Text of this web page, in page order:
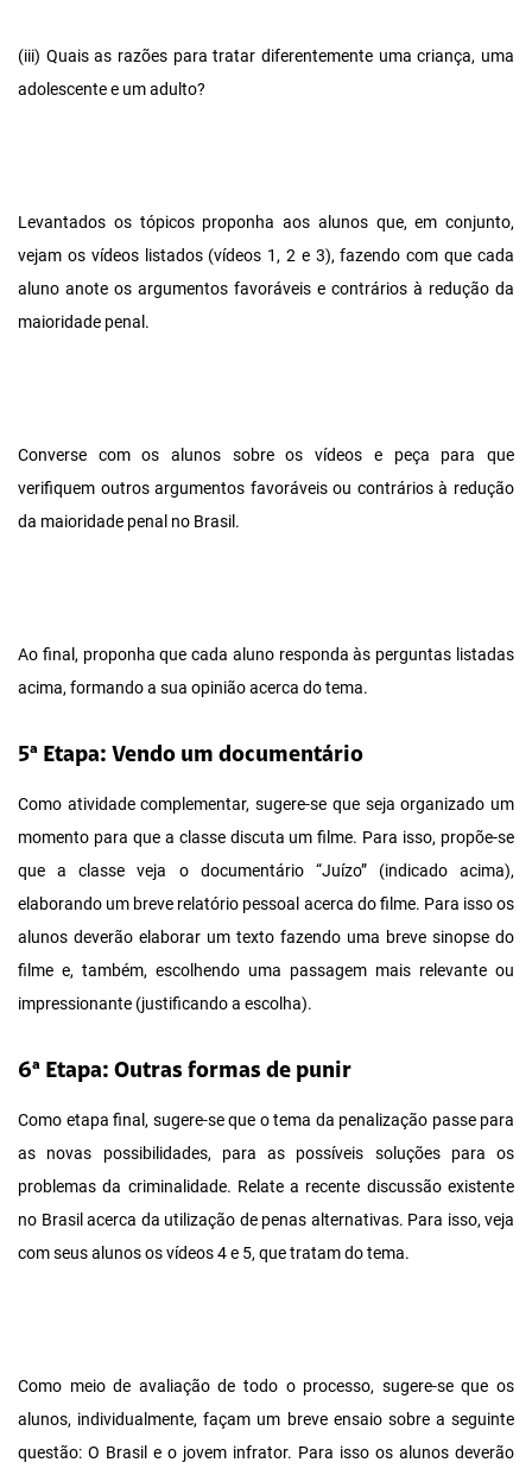
(iii) Quais as razões para tratar diferentemente uma criança, uma
adolescente e um adulto?
Levantados os tópicos proponha aos alunos que, em conjunto,
vejam os vídeos listados (vídeos 1, 2 e 3), fazendo com que cada
aluno anote os argumentos favoráveis e contrários à redução da
maioridade penal.
Converse com os alunos sobre os vídeos e peça para que
verifiquem outros argumentos favoráveis ou contrários à redução
da maioridade penal no Brasil.
Ao final, proponha que cada aluno responda às perguntas listadas
acima, formando a sua opinião acerca do tema.
5ª Etapa: Vendo um documentário
Como atividade complementar, sugere-se que seja organizado um
momento para que a classe discuta um filme. Para isso, propõe-se
que a classe veja o documentário “Juízo” (indicado acima),
elaborando um breve relatório pessoal acerca do filme. Para isso os
alunos deverão elaborar um texto fazendo uma breve sinopse do
filme e, também, escolhendo uma passagem mais relevante ou
impressionante (justificando a escolha).
6ª Etapa: Outras formas de punir
Como etapa final, sugere-se que o tema da penalização passe para
as novas possibilidades, para as possíveis soluções para os
problemas da criminalidade. Relate a recente discussão existente
no Brasil acerca da utilização de penas alternativas. Para isso, veja
com seus alunos os vídeos 4 e 5, que tratam do tema.
Como meio de avaliação de todo o processo, sugere-se que os
alunos, individualmente, façam um breve ensaio sobre a seguinte
questão: O Brasil e o jovem infrator. Para isso os alunos deverão